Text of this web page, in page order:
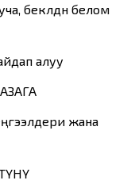
бекөөлдөн белом
алуу
жана